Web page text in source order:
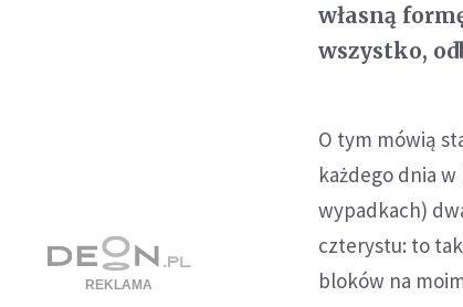
własną
wszystko,
O tym mówią
każdego dnia
wypadkach)
czterystu: to
bloków na